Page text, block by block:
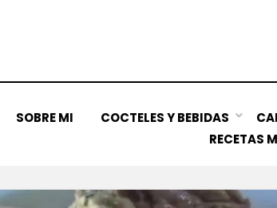
SOBRE MI COCTELES Y BEBIDAS
RECETAS